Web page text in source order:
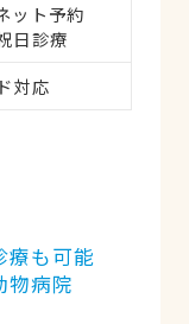
ット予約
日診療
対応
療も可能
物病院